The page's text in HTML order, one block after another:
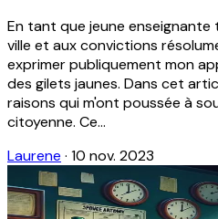
En tant que jeune
ville et aux convictions
exprimer publiquement mon
des gilets jaunes. Dans cet
raisons qui m'ont poussée à
citoyenne. Ce...
Laurene · 10 nov. 2023